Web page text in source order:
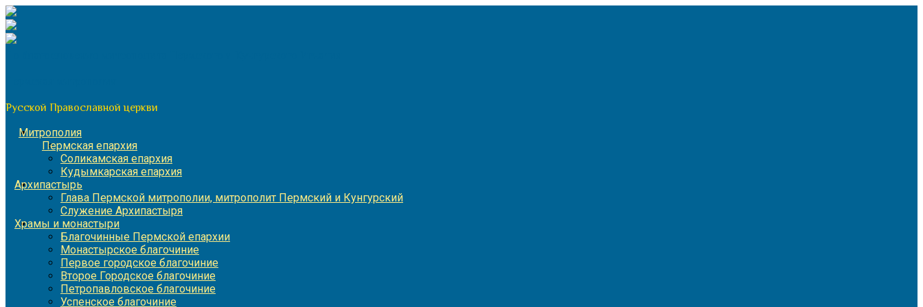
Перейти
к
содержимому
Русской Православной церкви
Митрополия
Пермская епархия
Соликамская епархия
Кудымкарская епархия
Архипастырь
Глава Пермской митрополии, митрополит Пермский и Кунгурский
Служение Архипастыря
Храмы и монастыри
Благочинные Пермской епархии
Монастырское благочиние
Первое городское благочиние
Второе Городское благочиние
Петропавловское благочиние
Успенское благочиние